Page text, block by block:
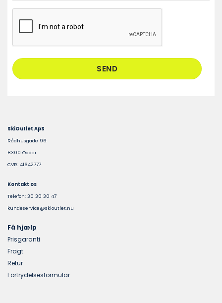
SkiOutlet ApS
Rådhusgade 96
8300 Odder
CVR: 41642777
Kontakt os
Telefon: 30 30 30 47
kundeservice@skioutlet.nu
Få hjælp
Prisgaranti
Fragt
Retur
Fortrydelsesformular